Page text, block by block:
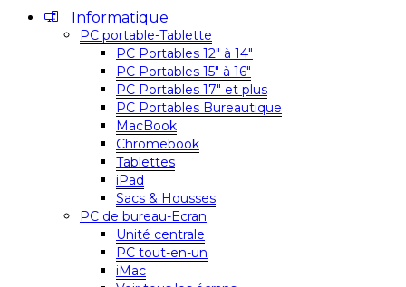
Informatique
PC portable-Tablette
PC Portables 12″ à 14″
PC Portables 15″ à 16″
PC Portables 17″ et plus
PC Portables Bureautique
MacBook
Chromebook
Tablettes
iPad
Sacs & Housses
PC de bureau-Ecran
Unité centrale
PC tout-en-un
iMac